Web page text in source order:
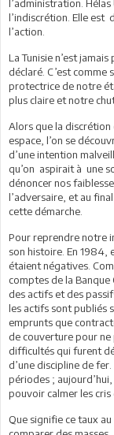
l’administration.
l’indiscrétion. Elle est
l’action.
La Tunisie n’est
déclaré. C’est
protectrice de notre
plus claire et notre
Alors que la discrétion
espace, l’on se
d’une intention
qu’on aspirait à une
dénoncer nos
l’adversaire, et au
cette démarche.
Pour reprendre notre
son histoire. En 1984,
étaient négatives.
comptes de la
des actifs et des
les actifs sont publiés
emprunts que
de couverture pour ne
difficultés qui furent
d’une discipline de
périodes ;
pouvoir calmer les
Que signifie ce taux